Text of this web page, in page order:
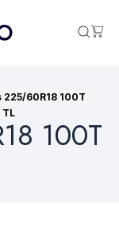
225/60R18 100T
TL
100T